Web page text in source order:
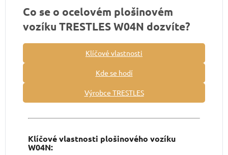
Co se o ocelovém plošinovém
vozíku TRESTLES W04N dozvíte?
Klíčové vlastnosti
Kde se hodí
Výrobce TRESTLES
Klíčové vlastnosti plošinového vozíku
W04N: